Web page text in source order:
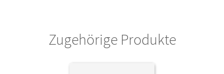
Zugehörige Produkte